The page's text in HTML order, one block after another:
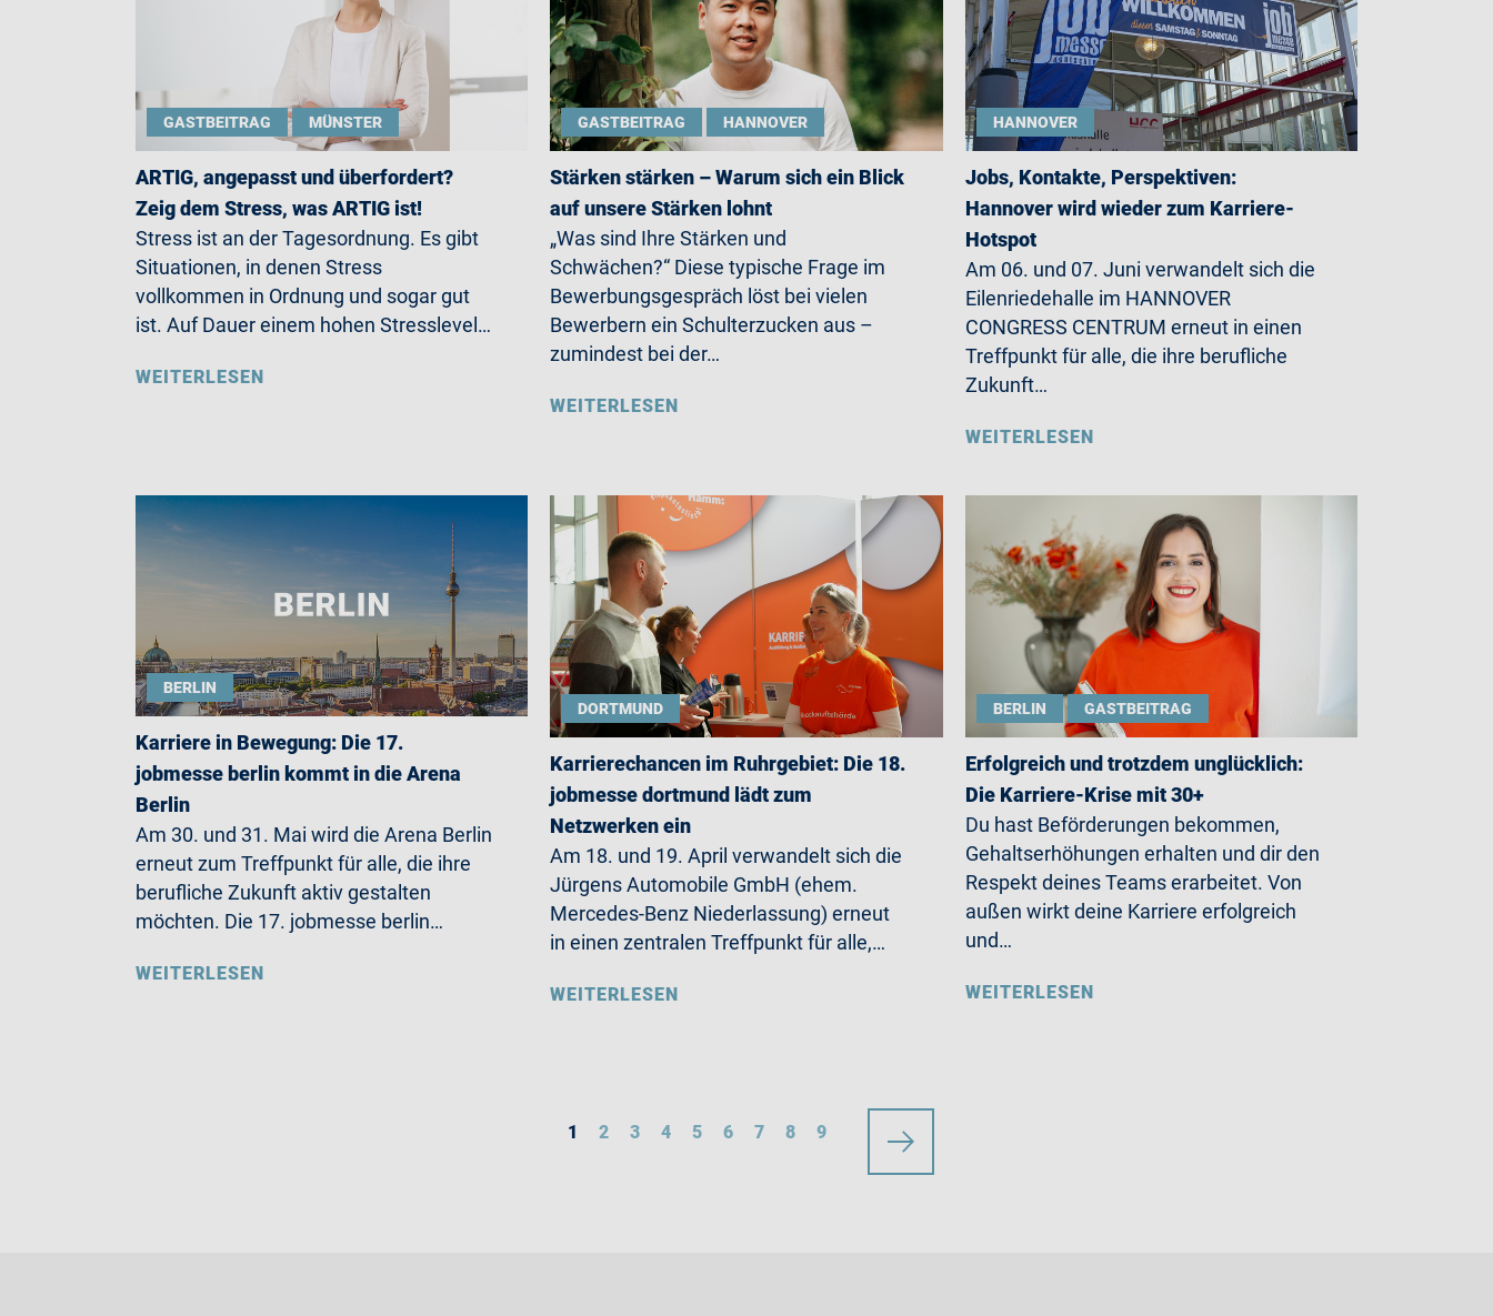
GASTBEITRAG MÜNSTER
ARTIG, angepasst und überfordert?
Zeig dem Stress, was ARTIG ist!
Stress ist an der Tagesordnung. Es gibt
Situationen, in denen Stress
vollkommen in Ordnung und sogar gut
ist. Auf Dauer einem hohen Stresslevel…
WEITERLESEN
GASTBEITRAG HANNOVER
Stärken stärken – Warum sich ein Blick
auf unsere Stärken lohnt
„Was sind Ihre Stärken und
Schwächen?“ Diese typische Frage im
Bewerbungsgespräch löst bei vielen
Bewerbern ein Schulterzucken aus –
zumindest bei der…
WEITERLESEN
HANNOVER
Jobs, Kontakte, Perspektiven:
Hannover wird wieder zum Karriere-
Hotspot
Am 06. und 07. Juni verwandelt sich die
Eilenriedehalle im HANNOVER
CONGRESS CENTRUM erneut in einen
Treffpunkt für alle, die ihre berufliche
Zukunft…
WEITERLESEN
BERLIN
Karriere in Bewegung: Die 17.
jobmesse berlin kommt in die Arena
Berlin
Am 30. und 31. Mai wird die Arena Berlin
erneut zum Treffpunkt für alle, die ihre
berufliche Zukunft aktiv gestalten
möchten. Die 17. jobmesse berlin…
WEITERLESEN
DORTMUND
Karrierechancen im Ruhrgebiet: Die 18.
jobmesse dortmund lädt zum
Netzwerken ein
Am 18. und 19. April verwandelt sich die
Jürgens Automobile GmbH (ehem.
Mercedes-Benz Niederlassung) erneut
in einen zentralen Treffpunkt für alle,…
WEITERLESEN
BERLIN GASTBEITRAG
Erfolgreich und trotzdem unglücklich:
Die Karriere-Krise mit 30+
Du hast Beförderungen bekommen,
Gehaltserhöhungen erhalten und dir den
Respekt deines Teams erarbeitet. Von
außen wirkt deine Karriere erfolgreich
und…
WEITERLESEN
1 2 3 4 5 6 7 8 9